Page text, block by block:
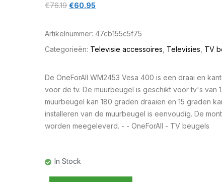
€76.19 €60.95
Artikelnummer: 47cb155c5f75
Categorieën: Televisie accessoires Televisies TV
De OneForAll WM2453 Vesa 400 is een draai en
voor de tv. De muurbeugel is geschikt voor tv's van
muurbeugel kan 180 graden draaien en 15 graden
installeren van de muurbeugel is eenvoudig. De
worden meegeleverd. - - OneForAll - TV beugels
In Stock